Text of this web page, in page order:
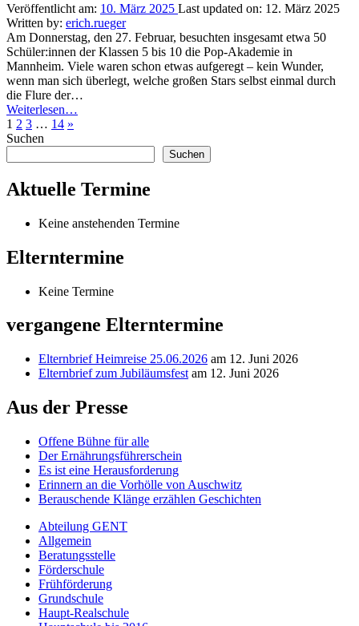
Radiomikrofon!”
Veröffentlicht am: 10. März 2025 Last updated on: 12. März 2025
Written by: erich.rueger
Am Donnerstag, den 27. Februar, besuchten insgesamt etwa 50
Schüler:innen der Klassen 5 bis 10 die Pop-Akademie in
Mannheim. Viele waren schon etwas aufgeregt – kein Wunder,
wenn man sich überlegt, welche großen Stars selbst einmal durch
die Flure der…
Weiterlesen
der
in
Mannheim”
…
1 2 3 … 14 Nächste
»
Suchen
Suchen
Aktuelle Termine
Keine anstehenden Termine
Elterntermine
Keine Termine
vergangene Elterntermine
Elternbrief Heimreise 25.06.2026 am 12. Juni 2026
Elternbrief zum Jubiläumsfest am 12. Juni 2026
Aus der Presse
Offene Bühne für alle
Der Ernährungsführerschein
Es ist eine Herausforderung
Erinnern an die Vorhölle von Auschwitz
Berauschende Klänge erzählen Geschichten
Abteilung GENT
Allgemein
Beratungsstelle
Förderschule
Frühförderung
Grundschule
Haupt-Realschule